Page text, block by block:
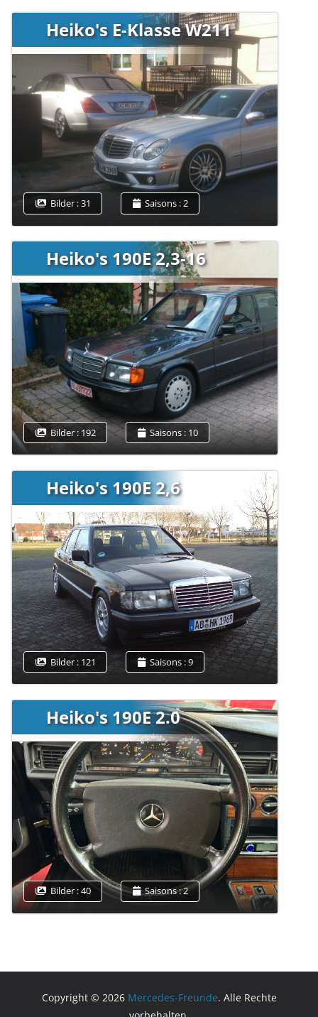
Heiko's E-Klasse W211
Bilder : 31 Saisons : 2
Heiko's 190E 2,3-16
Bilder : 192 Saisons : 10
Heiko's 190E 2,6
Bilder : 121 Saisons : 9
Heiko's 190E 2.0
Bilder : 40 Saisons : 2
Copyright © 2026 Mercedes-Freunde. Alle Rechte